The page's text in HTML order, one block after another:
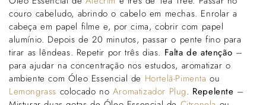
couro cabeludo, abrindo o cabelo em mechas. Enrolar a
cabeça em papel filme e, por cima, cobrir com papel
alumínio. Depois de 20 minutos, passar o pente fino para
tirar as lêndeas. Repetir por três dias. Falta de atenção –
para ajudar na concentração nos estudos, aromatizar o
ambiente com Óleo Essencial de Hortelã-Pimenta ou
Lemongrass colocado no Aromatizador Plug. Repelente –